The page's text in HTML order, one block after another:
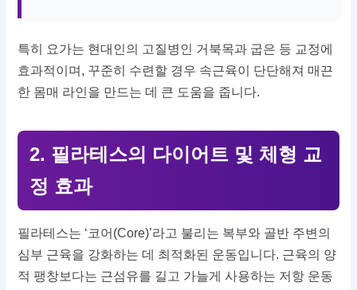
특히 요가는 현대인의 고질병인 거북목과 굽은 등 교정에
효과적이며, 꾸준히 수련할 경우 속근육이 단단해져 매끈
한 몸매 라인을 만드는 데 큰 도움을 줍니다.
2. 필라테스의 다이어트 및 체형 교
정 효과
필라테스는 ‘코어(Core)’라고 불리는 복부와 골반 주변의
심부 근육을 강화하는 데 최적화된 운동입니다. 근육의 양
적 팽창보다는 근섬유를 길고 가늘게 사용하는 저항 운동